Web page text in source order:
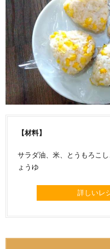
【材料】
サラダ油、米、とうもろこ
ょうゆ
詳しいレ